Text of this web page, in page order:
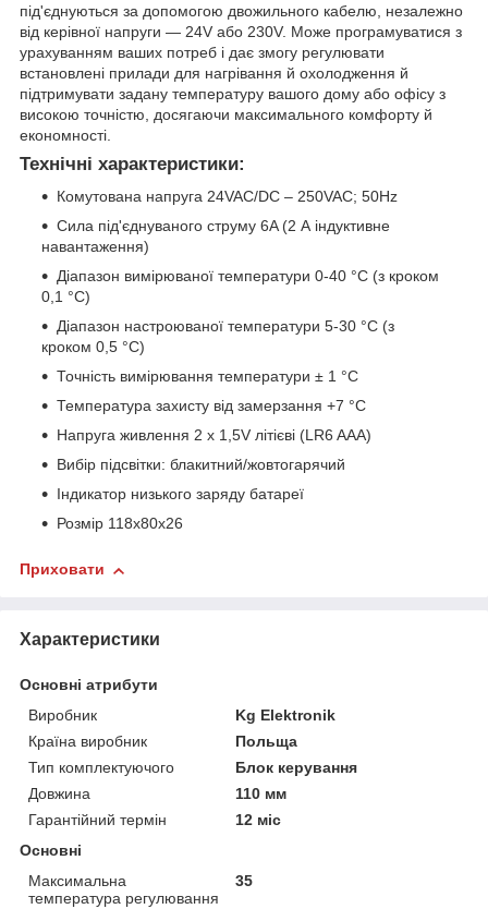
під'єднуються за допомогою двожильного кабелю, незалежно
від керівної напруги — 24V або 230V. Може програмуватися з
урахуванням ваших потреб і дає змогу регулювати
встановлені прилади для нагрівання й охолодження й
підтримувати задану температуру вашого дому або офісу з
високою точністю, досягаючи максимального комфорту й
економності.
Технічні характеристики:
Комутована напруга 24VAC/DC – 250VAC; 50Hz
Сила під'єднуваного струму 6A (2 А індуктивне
навантаження)
Діапазон вимірюваної температури 0-40 °C (з кроком
0,1 °C)
Діапазон настроюваної температури 5-30 °C (з
кроком 0,5 °C)
Точність вимірювання температури ± 1 °C
Температура захисту від замерзання +7 °C
Напруга живлення 2 х 1,5V літієві (LR6 AAA)
Вибір підсвітки: блакитний/жовтогарячий
Індикатор низького заряду батареї
Розмір 118x80x26
Приховати
Характеристики
Основні атрибути
Виробник
Kg Elektronik
Країна виробник
Польща
Тип комплектуючого
Блок керування
Довжина
110 мм
Гарантійний термін
12 міс
Основні
Максимальна
температура регулювання
35